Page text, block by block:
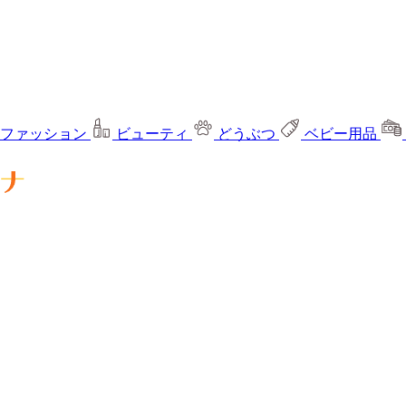
ファッション ビューティ どうぶつ ベビー用品